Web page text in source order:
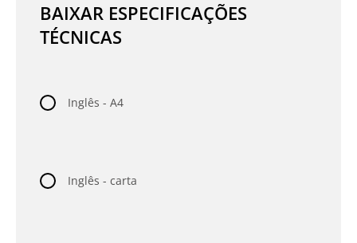
BAIXAR ESPECIFICAÇÕES
TÉCNICAS
Inglês - A4
Inglês - carta